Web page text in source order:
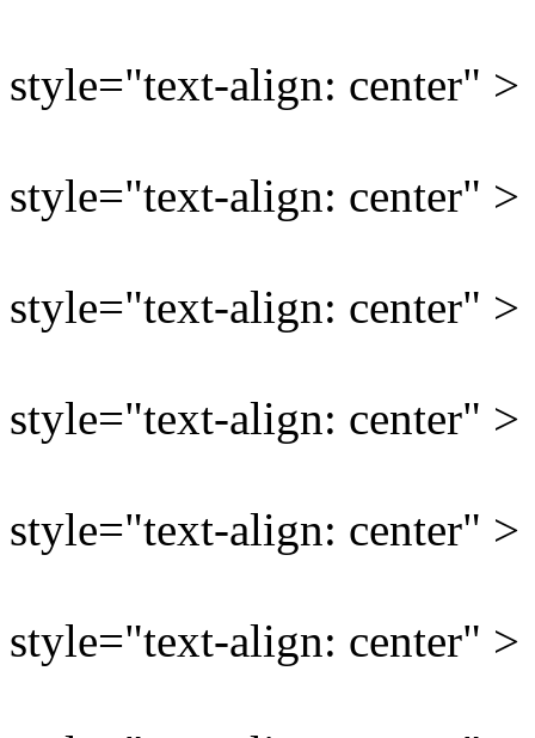
style="text-align: center" >
style="text-align: center" >
style="text-align: center" >
style="text-align: center" >
style="text-align: center" >
style="text-align: center" >